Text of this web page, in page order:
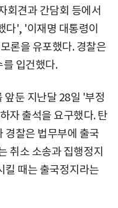
회견과 간담회 등에서
다', '이재명 대통령이
론을 유포했다. 경찰은
입건했다.
앞둔 지난달 28일 '부정
자 출석을 요구했다. 탄
경찰은 법무부에 출국
취소 소송과 집행정지
킬 때는 출국정지라는